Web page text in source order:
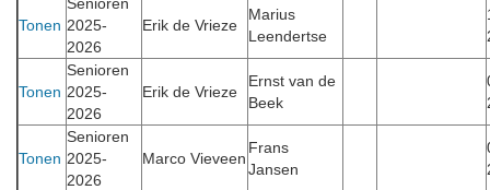
Tonen 2025-
2026
Erik de Vrieze
Marius
Leendertse
Tonen
Senioren
2025-
2026
Erik de Vrieze
Ernst van de
Beek
Tonen
Senioren
2025-
2026
Marco Vieveen
Frans
Jansen